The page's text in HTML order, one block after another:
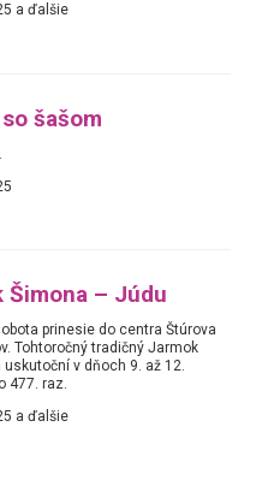
a ďalšie
šašom
Šimona – Júdu
prinesie do centra Štúrova
Tohtoročný tradičný Jarmok
v dňoch 9. až 12.
477. raz.
a ďalšie